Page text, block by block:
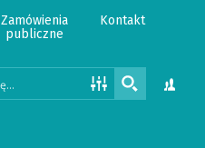
Zamówienia
publiczne
Kontakt